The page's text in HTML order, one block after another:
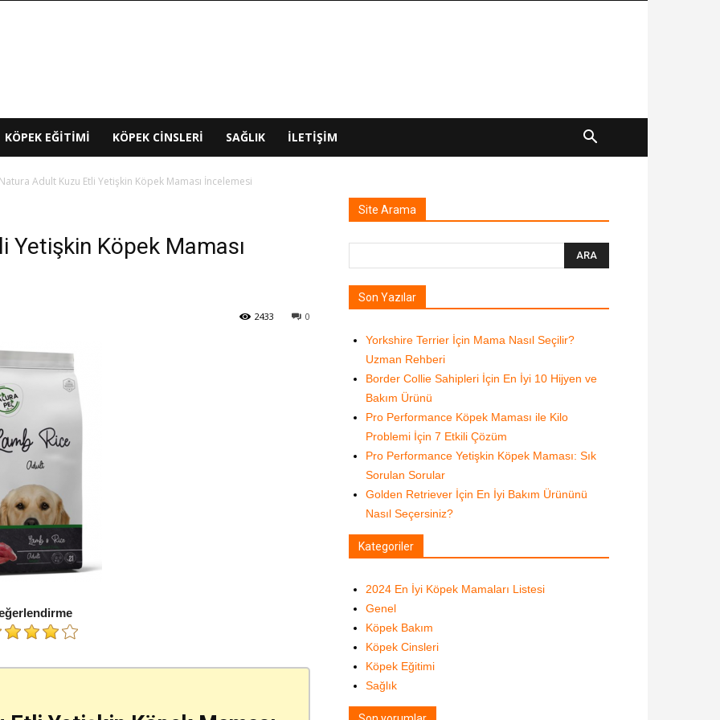
KÖPEK EĞITIMI KÖPEK CINSLERI SAĞLIK İLETIŞIM
Adult Kuzu Etli Yetişkin Köpek Maması İncelemesi
Yetişkin Köpek Maması
0
2433
Site Arama
Son Yazılar
Yorkshire Terrier İçin Mama Nasıl Seçilir?
Uzman Rehberi
Border Collie Sahipleri İçin En İyi 10 Hijyen ve
Bakım Ürünü
Pro Performance Köpek Maması ile Kilo
Problemi İçin 7 Etkili Çözüm
Pro Performance Yetişkin Köpek Maması: Sık
Sorulan Sorular
Golden Retriever İçin En İyi Bakım Ürününü
Nasıl Seçersiniz?
Kategoriler
2024 En İyi Köpek Mamaları Listesi
Genel
Köpek Bakım
Köpek Cinsleri
Köpek Eğitimi
Sağlık